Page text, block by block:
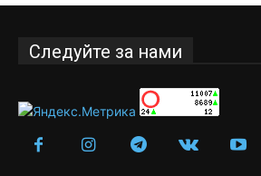
Следуйте за нами